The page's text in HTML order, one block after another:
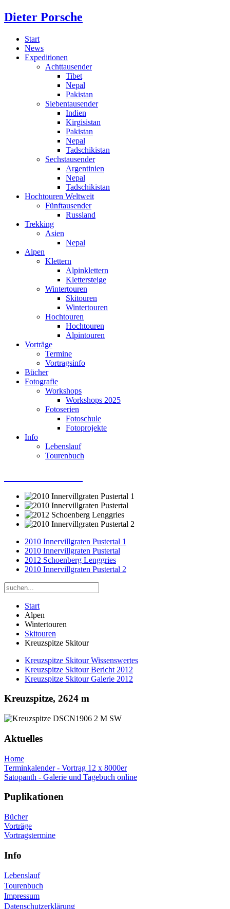
Dieter Porsche
Start
News
Expeditionen
Achttausender
Tibet
Nepal
Pakistan
Siebentausender
Indien
Kirgisistan
Pakistan
Nepal
Tadschikistan
Sechstausender
Argentinien
Nepal
Tadschikistan
Hochtouren Weltweit
Fünftausender
Russland
Trekking
Asien
Nepal
Alpen
Klettern
Alpinklettern
Klettersteige
Wintertouren
Skitouren
Wintertouren
Hochtouren
Hochtouren
Alpintouren
Vorträge
Termine
Vortragsinfo
Bücher
Fotografie
Workshops
Workshops 2025
Fotoserien
Fotoschule
Fotoprojekte
Info
Lebenslauf
Tourenbuch
2010 Innervillgraten Pustertal 1
2010 Innervillgraten Pustertal
2012 Schoenberg Lenggries
2010 Innervillgraten Pustertal 2
Start
Alpen
Wintertouren
Skitouren
Kreuzspitze Skitour
Kreuzspitze Skitour Wissenswertes
Kreuzspitze Skitour Bericht 2012
Kreuzspitze Skitour Galerie 2012
Kreuzspitze, 2624 m
Aktuelles
Home
Terminkalender - Vortrag 12 x 8000er
Satopanth - Galerie und Tagebuch online
Puplikationen
Bücher
Vorträge
Vortragstermine
Info
Lebenslauf
Tourenbuch
Impressum
Datenschutzerklärung